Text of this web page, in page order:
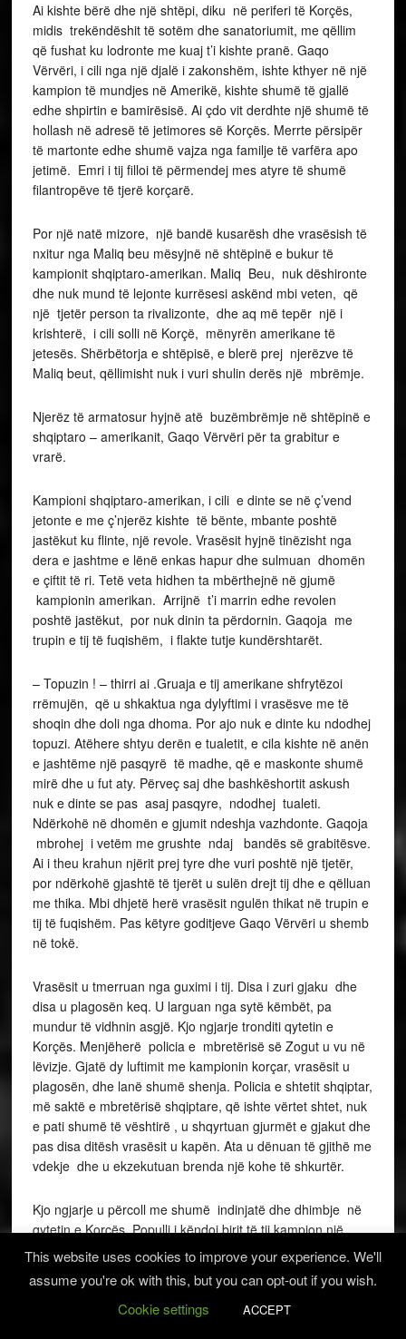
Ai kishte bërë dhe një shtëpi, diku në periferi të Korçës,
midis trekëndëshit të sotëm dhe sanatoriumit, me qëllim
që fushat ku lodronte me kuaj t’i kishte pranë. Gaqo
Vërvëri, i cili nga një djalë i zakonshëm, ishte kthyer në një
kampion të mundjes në Amerikë, kishte shumë të gjallë
edhe shpirtin e bamirësisë. Ai çdo vit derdhte një shumë të
hollash në adresë të jetimores së Korçës. Merrte përsipër
të martonte edhe shumë vajza nga familje të varfëra apo
jetimë. Emri i tij filloi të përmendej mes atyre të shumë
filantropëve të tjerë korçarë.
Por një natë mizore, një bandë kusarësh dhe vrasësish të
nxitur nga Maliq beu mësyjnë në shtëpinë e bukur të
kampionit shqiptaro-amerikan. Maliq Beu, nuk dëshironte
dhe nuk mund të lejonte kurrësesi askënd mbi veten, që
një tjetër person ta rivalizonte, dhe aq më tepër një i
krishterë, i cili solli në Korçë, mënyrën amerikane të
jetesës. Shërbëtorja e shtëpisë, e blerë prej njerëzve të
Maliq beut, qëllimisht nuk i vuri shulin derës një mbrëmje.
Njerëz të armatosur hyjnë atë buzëmbrëmje në shtëpinë e
shqiptaro – amerikanit, Gaqo Vërvëri për ta grabitur e
vrarë.
Kampioni shqiptaro-amerikan, i cili e dinte se në ç’vend
jetonte e me ç’njerëz kishte të bënte, mbante poshtë
jastëkut ku flinte, një revole. Vrasësit hyjnë tinëzisht nga
dera e jashtme e lënë enkas hapur dhe sulmuan dhomën
e çiftit të ri. Tetë veta hidhen ta mbërthejnë në gjumë
kampionin amerikan. Arrijnë t’i marrin edhe revolen
poshtë jastëkut, por nuk dinin ta përdornin. Gaqoja me
trupin e tij të fuqishëm, i flakte tutje kundërshtarët.
– Topuzin ! – thirri ai .Gruaja e tij amerikane shfrytëzoi
rrëmujën, që u shkaktua nga dylyftimi i vrasësve me të
shoqin dhe doli nga dhoma. Por ajo nuk e dinte ku ndodhej
topuzi. Atëhere shtyu derën e tualetit, e cila kishte në anën
e jashtëme një pasqyrë të madhe, që e maskonte shumë
mirë dhe u fut aty. Përveç saj dhe bashkëshortit askush
nuk e dinte se pas asaj pasqyre, ndodhej tualeti.
Ndërkohë në dhomën e gjumit ndeshja vazhdonte. Gaqoja
mbrohej i vetëm me grushte ndaj bandës së grabitësve.
Ai i theu krahun njërit prej tyre dhe vuri poshtë një tjetër,
por ndërkohë gjashtë të tjerët u sulën drejt tij dhe e qëlluan
me thika. Mbi dhjetë herë vrasësit ngulën thikat në trupin e
tij të fuqishëm. Pas këtyre goditjeve Gaqo Vërvëri u shemb
në tokë.
Vrasësit u tmerruan nga guximi i tij. Disa i zuri gjaku dhe
disa u plagosën keq. U larguan nga sytë këmbët, pa
mundur të vidhnin asgjë. Kjo ngjarje tronditi qytetin e
Korçës. Menjëherë policia e mbretërisë së Zogut u vu në
lëvizje. Gjatë dy luftimit me kampionin korçar, vrasësit u
plagosën, dhe lanë shumë shenja. Policia e shtetit shqiptar,
më saktë e mbretërisë shqiptare, që ishte vërtet shtet, nuk
e pati shumë të vështirë , u shqyrtuan gjurmët e gjakut dhe
pas disa ditësh vrasësit u kapën. Ata u dënuan të gjithë me
vdekje dhe u ekzekutuan brenda një kohe të shkurtër.
Kjo ngjarje u përcoll me shumë indinjatë dhe dhimbje në
qytetin e Korçës. Populli i këndoi birit të tij kampion një
këngë ku spikatin vargjet:
Të vranë, o Gaqi, të vranë,
This website uses cookies to improve your experience. We'll
assume you're ok with this, but you can opt-out if you wish.
Cookie settings
ACCEPT